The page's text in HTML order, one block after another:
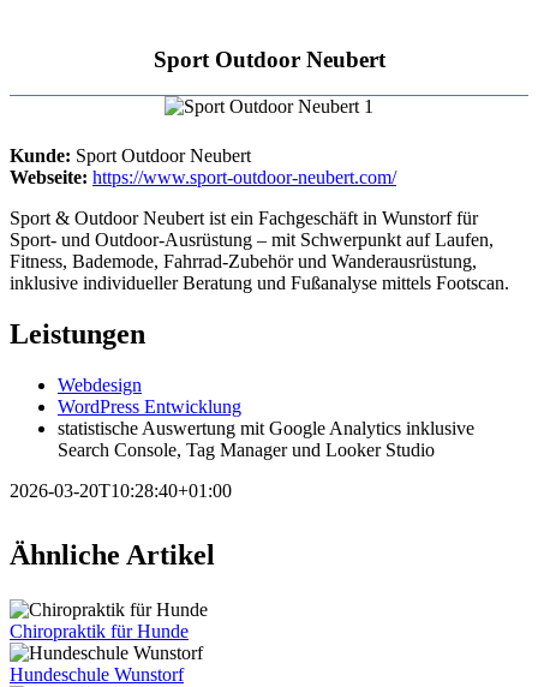
Sport Outdoor Neubert
Kunde: Sport Outdoor Neubert
Webseite: https://www.sport-outdoor-neubert.com/
Sport & Outdoor Neubert ist ein Fachgeschäft in Wunstorf für
Sport- und Outdoor-Ausrüstung – mit Schwerpunkt auf Laufen,
Fitness, Bademode, Fahrrad-Zubehör und Wanderausrüstung,
inklusive individueller Beratung und Fußanalyse mittels Footscan.
Leistungen
Webdesign
WordPress Entwicklung
statistische Auswertung mit Google Analytics inklusive
Search Console, Tag Manager und Looker Studio
2026-03-20T10:28:40+01:00
Ähnliche Artikel
Chiropraktik für Hunde
Hundeschule Wunstorf